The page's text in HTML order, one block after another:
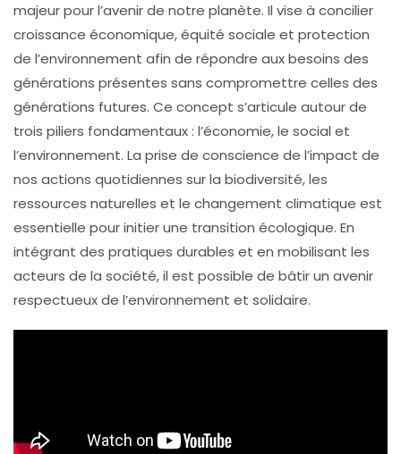
majeur pour l’avenir de notre planète. Il vise à concilier
croissance économique,équité sociale et protection
de l’environnement afin de répondre aux besoins des
générations présentes sans compromettre celles des
générations futures. Ce concept s’articule autour de
trois piliers fondamentaux : l’économie, le social et
l’environnement. La prise de conscience de l’impact de
nos actions quotidiennes sur la biodiversité, les
ressources naturelles et le changement climatique est
essentielle pour initier une transition écologique. En
intégrant des pratiques durables et en mobilisant les
acteurs de la société, il est possible de bâtir un avenir
respectueux de l’environnement et solidaire.